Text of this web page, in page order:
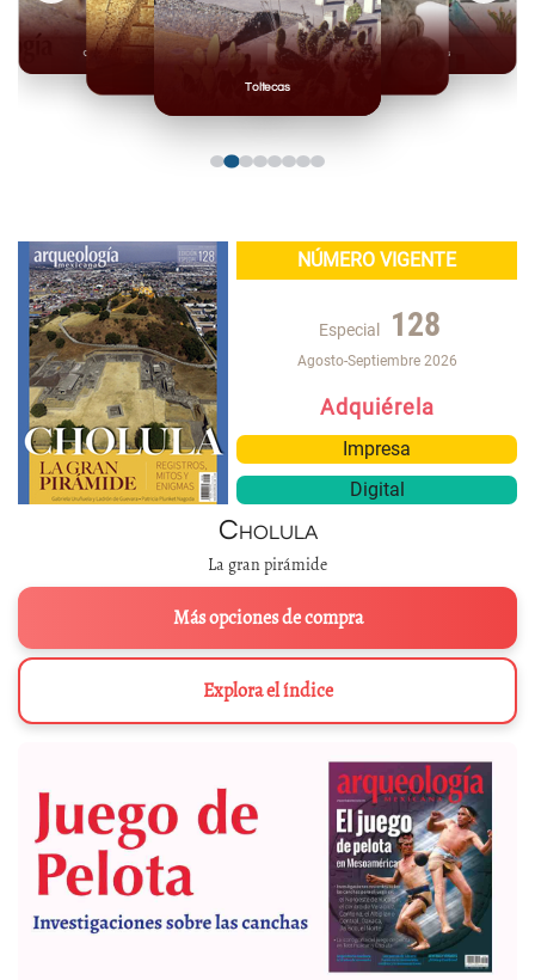
Toltecas
Mexicas
Olmecas
NÚMERO VIGENTE
Especial 128
Agosto-Septiembre 2026
Adquiérela
Impresa
Digital
Cholula
La gran pirámide
Más opciones de compra
Explora el índice